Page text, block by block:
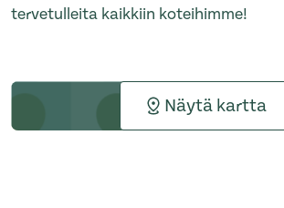
tervetulleita kaikkiin koteihimme!
Näytä kartta